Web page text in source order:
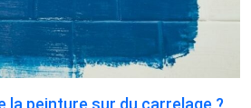
la peinture sur du carrelage ?